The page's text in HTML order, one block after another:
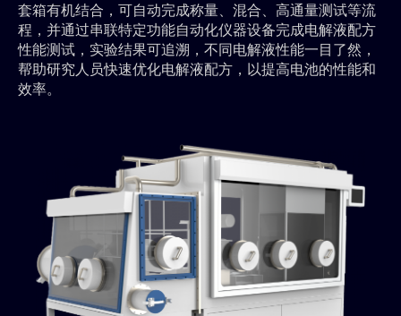
套箱有机结合，可自动完成称量、混合、高通量测试等流
程，并通过串联特定功能自动化仪器设备完成电解液配方
性能测试，实验结果可追溯，不同电解液性能一目了然，
帮助研究人员快速优化电解液配方，以提高电池的性能和
效率。